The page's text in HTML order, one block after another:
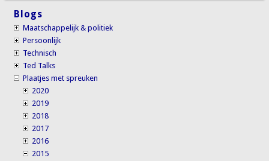
Blogs
Maatschappelijk & politiek
Persoonlijk
Technisch
Ted Talks
Plaatjes met spreuken
2020
2019
2018
2017
2016
2015